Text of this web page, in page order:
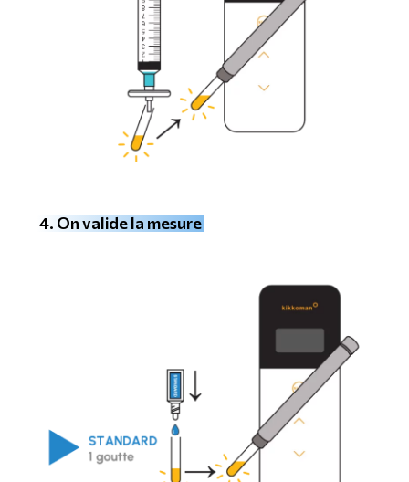
4. On valide la mesure